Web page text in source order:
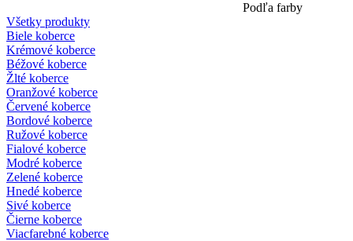
Podľa farby
Všetky produkty
Biele koberce
Krémové koberce
Béžové koberce
Žlté koberce
Oranžové koberce
Červené koberce
Bordové koberce
Ružové koberce
Fialové koberce
Modré koberce
Zelené koberce
Hnedé koberce
Sivé koberce
Čierne koberce
Viacfarebné koberce